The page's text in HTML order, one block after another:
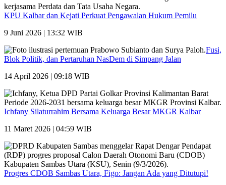
KPU Kalbar dan Kejati Perkuat Pengawalan Hukum Pemilu
9 Juni 2026 | 13:32 WIB
Fusi,
Blok Politik, dan Pertaruhan NasDem di Simpang Jalan
14 April 2026 | 09:18 WIB
Ichfany Silaturrahim Bersama Keluarga Besar MKGR Kalbar
11 Maret 2026 | 04:59 WIB
Progres CDOB Sambas Utara, Figo: Jangan Ada yang Ditutupi!